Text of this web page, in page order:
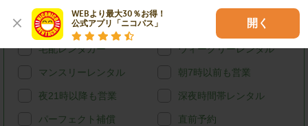
WEBより最大30％お得！
公式アプリ「ニコパス」
開く
給油可能
宅配レンタカー ウィークリーレンタル
マンスリーレンタル 朝7時以前も営業
夜21時以降も営業 深夜時間帯レンタル
パーフェクト補償 直前予約